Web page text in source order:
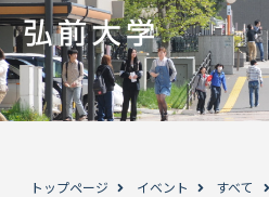
トップページ イベント すべて